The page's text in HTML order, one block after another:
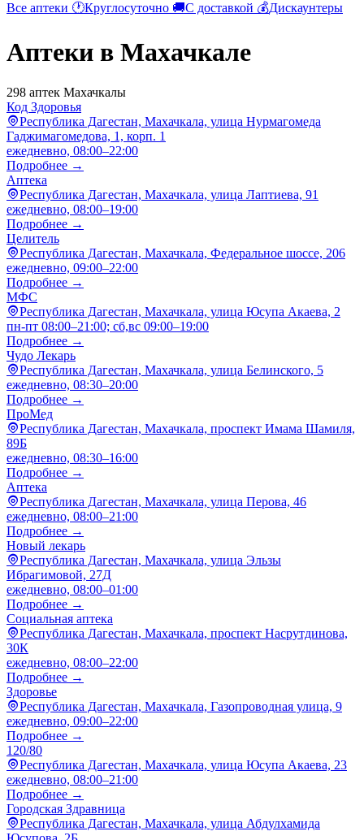
Все аптеки 🕐Круглосуточно 🚚С доставкой 💰Дискаунтеры
Аптеки в Махачкале
298 аптек Махачкалы
Код Здоровья
Республика Дагестан, Махачкала, улица Нурмагомеда
Гаджимагомедова, 1, корп. 1
ежедневно, 08:00–22:00
Подробнее →
Аптека
Республика Дагестан, Махачкала, улица Лаптиева, 91
ежедневно, 08:00–19:00
Подробнее →
Целитель
Республика Дагестан, Махачкала, Федеральное шоссе, 206
ежедневно, 09:00–22:00
Подробнее →
МФС
Республика Дагестан, Махачкала, улица Юсупа Акаева, 2
пн-пт 08:00–21:00; сб,вс 09:00–19:00
Подробнее →
Чудо Лекарь
Республика Дагестан, Махачкала, улица Белинского, 5
ежедневно, 08:30–20:00
Подробнее →
ПроМед
Республика Дагестан, Махачкала, проспект Имама Шамиля,
89Б
ежедневно, 08:30–16:00
Подробнее →
Аптека
Республика Дагестан, Махачкала, улица Перова, 46
ежедневно, 08:00–21:00
Подробнее →
Новый лекарь
Республика Дагестан, Махачкала, улица Эльзы
Ибрагимовой, 27Д
ежедневно, 08:00–01:00
Подробнее →
Социальная аптека
Республика Дагестан, Махачкала, проспект Насрутдинова,
30К
ежедневно, 08:00–22:00
Подробнее →
Здоровье
Республика Дагестан, Махачкала, Газопроводная улица, 9
ежедневно, 09:00–22:00
Подробнее →
120/80
Республика Дагестан, Махачкала, улица Юсупа Акаева, 23
ежедневно, 08:00–21:00
Подробнее →
Городская Здравница
Республика Дагестан, Махачкала, улица Абдулхамида